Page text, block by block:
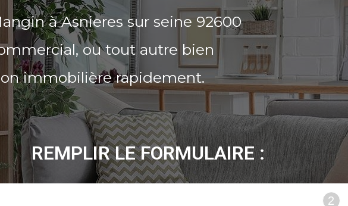
à Asnieres sur seine 92600
ou tout autre bien
immobilière rapidement.
REMPLIR LE FORMULAIRE :
2